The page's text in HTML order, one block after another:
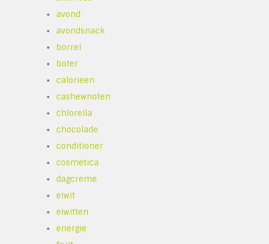
avond
avondsnack
borrel
boter
calorieen
cashewnoten
chlorella
chocolade
conditioner
cosmetica
dagcreme
eiwit
eiwitten
energie